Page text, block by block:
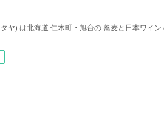
ヤ) は北海道 仁木町・旭台の 蕎麦と日本ワイ